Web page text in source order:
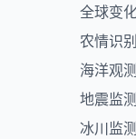
全球变
农情识
海洋观
地震监
冰川监